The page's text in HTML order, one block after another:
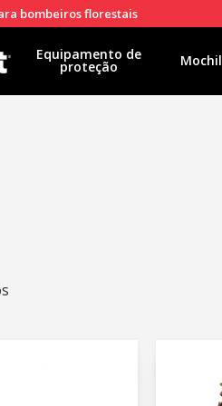
bombeiros florestais
Equipamento de
proteção